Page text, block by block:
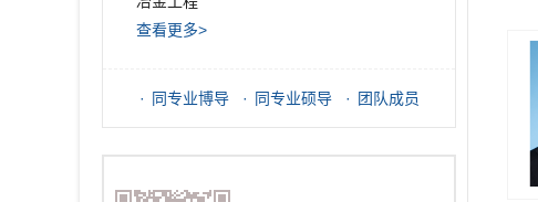
查看更多>
同专业博导 同专业硕导 团队成员